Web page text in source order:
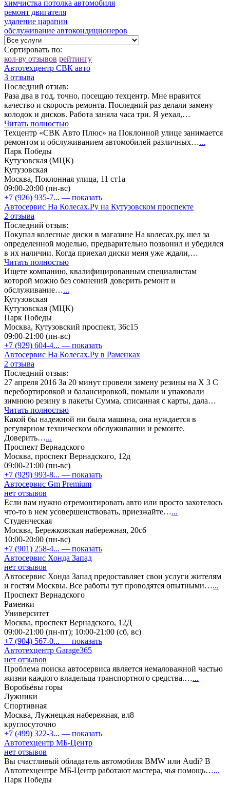
химчистка потолка автомобиля
ремонт двигателя
удаление царапин
обслуживание автокондиционеров
Сортировать по:
кол-ву отзывов рейтингу
Автотехцентр СВК авто
3 отзыва
Последний отзыв:
Раза два в год, точно, посещаю техцентр. Мне нравится
качество и скорость ремонта. Последний раз делали замену
колодок и дисков. Работа заняла часа три. Я уехал,…
Читать полностью
Техцентр «СВК Авто Плюс» на Поклонной улице занимается
ремонтом и обслуживанием автомобилей различных…...
Парк Победы
Кутузовская (МЦК)
Кутузовская
Москва, Поклонная улица, 11 ст1а
09:00-20:00 (пн-вс)
+7 (926) 935-7... — показать
Автосервис На Колесах.Ру на Кутузовском проспекте
2 отзыва
Последний отзыв:
Покупал колесные диски в магазине На колесах.ру, шел за
определенной моделью, предварительно позвонил и убедился
в их наличии. Когда приехал диски меня уже ждали,…
Читать полностью
Ищете компанию, квалифицированным специалистам
которой можно без сомнений доверить ремонт и
обслуживание…...
Кутузовская
Кутузовская (МЦК)
Парк Победы
Москва, Кутузовский проспект, 36с15
09:00-21:00 (пн-вс)
+7 (929) 604-4... — показать
Автосервис На Колесах.Ру в Раменках
2 отзыва
Последний отзыв:
27 апреля 2016 За 20 минут провели замену резины на Х 3 С
перебортировкой и балансировкой, помыли и упаковали
зимнюю резину в пакеты Сумма, списанная с карты, дала…
Читать полностью
Какой бы надежной ни была машина, она нуждается в
регулярном техническом обслуживании и ремонте.
Доверить…...
Проспект Вернадского
Москва, проспект Вернадского, 12д
09:00-21:00 (пн-вс)
+7 (929) 993-8... — показать
Автосервис Gm Premium
нет отзывов
Если вам нужно отремонтировать авто или просто захотелось
что-то в нем усовершенствовать, приезжайте…...
Студенческая
Москва, Бережковская набережная, 20с6
10:00-20:00 (пн-вс)
+7 (901) 258-4... — показать
Автосервис Хонда Запад
нет отзывов
Автосервис Хонда Запад предоставляет свои услуги жителям
и гостям Москвы. Все работы тут проводятся опытными…...
Проспект Вернадского
Раменки
Университет
Москва, проспект Вернадского, 12Д
09:00-21:00 (пн-пт); 10:00-21:00 (сб, вс)
+7 (904) 567-0... — показать
Автотехцентр Garage365
нет отзывов
Проблема поиска автосервиса является немаловажной частью
жизни каждого владельца транспортного средства.…...
Воробьёвы горы
Лужники
Спортивная
Москва, Лужнецкая набережная, вл8
круглосуточно
+7 (499) 322-3... — показать
Автотехцентр МБ-Центр
нет отзывов
Вы счастливый обладатель автомобиля BMW или Audi? В
Автотехцентре МБ-Центр работают мастера, чья помощь…...
Парк Победы